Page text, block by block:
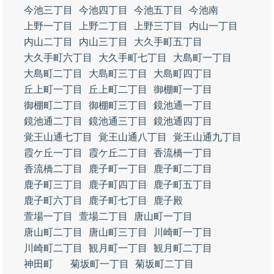
今池三丁目
今池四丁目 今池五丁目
今池南
上野一丁目
上野二丁目 上野三丁目
内山一丁目
内山二丁目
内山三丁目
大久手町五丁目
大久手町六丁目
大久手町七丁目
大島町一丁目
大島町二丁目
大島町三丁目
大島町四丁目
丘上町一丁目
丘上町二丁目
御棚町一丁目
御棚町二丁目
御棚町三丁目
鏡池通一丁目
鏡池通二丁目
鏡池通三丁目
鏡池通四丁目
覚王山通七丁目
覚王山通八丁目
覚王山通九丁目
霞ケ丘一丁目
霞ケ丘二丁目
香流橋一丁目
香流橋二丁目
鹿子町一丁目
鹿子町二丁目
鹿子町三丁目
鹿子町四丁目
鹿子町五丁目
鹿子町六丁目
鹿子町七丁目
鹿子殿
萱場一丁目
萱場二丁目
唐山町一丁目
唐山町二丁目
唐山町三丁目
川崎町一丁目
川崎町二丁目
観月町一丁目
観月町二丁目
神田町
菊坂町一丁目
菊坂町二丁目